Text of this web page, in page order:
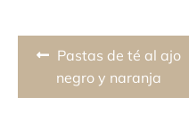
Navegación
Previous
post:
Pastas de té al ajo
negro y naranja